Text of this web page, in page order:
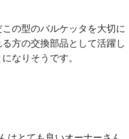
の型のバルケッタを大切に
方の交換部品として活躍し
なりそうです。